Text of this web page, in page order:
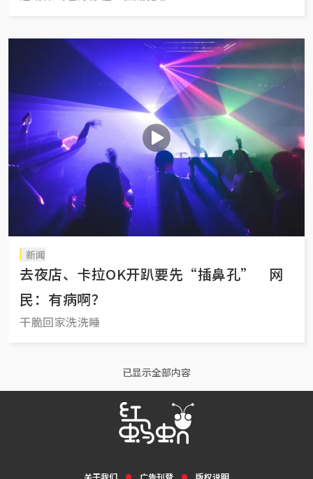
新闻
去夜店、卡拉OK开趴要先“插鼻孔” 网
民：有病啊？
干脆回家洗洗睡
已显示全部内容
关于我们 广告刊登 版权说明